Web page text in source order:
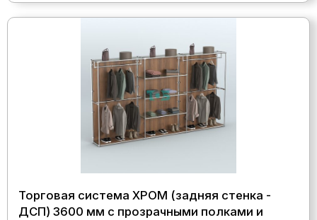
Торговая система ХРОМ (задняя стенка -
ДСП) 3600 мм с прозрачными полками и